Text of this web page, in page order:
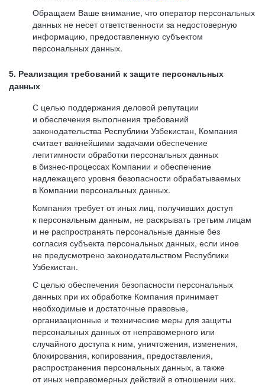
Обращаем Ваше внимание, что оператор персональных
данных не несет ответственности за недостоверную
информацию, предоставленную субъектом
персональных данных.
5. Реализация требований к защите персональных
данных
С целью поддержания деловой репутации
и обеспечения выполнения требований
законодательства Республики Узбекистан, Компания
считает важнейшими задачами обеспечение
легитимности обработки персональных данных
в бизнес-процессах Компании и обеспечение
надлежащего уровня безопасности обрабатываемых
в Компании персональных данных.
Компания требует от иных лиц, получивших доступ
к персональным данным, не раскрывать третьим лицам
и не распространять персональные данные без
согласия субъекта персональных данных, если иное
не предусмотрено законодательством Республики
Узбекистан.
С целью обеспечения безопасности персональных
данных при их обработке Компания принимает
необходимые и достаточные правовые,
организационные и технические меры для защиты
персональных данных от неправомерного или
случайного доступа к ним, уничтожения, изменения,
блокирования, копирования, предоставления,
распространения персональных данных, а также
от иных неправомерных действий в отношении них.